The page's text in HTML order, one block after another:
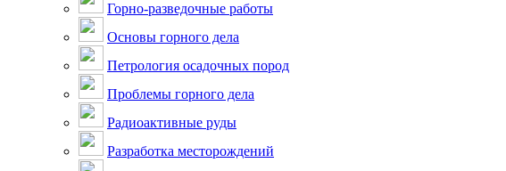
Горно-разведочные работы
Основы горного дела
Петрология осадочных пород
Проблемы горного дела
Радиоактивные руды
Разработка месторождений